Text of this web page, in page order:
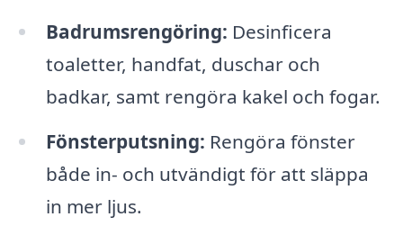
Badrumsrengöring: Desinficera
toaletter, handfat, duschar och
badkar, samt rengöra kakel och fogar.
Fönsterputsning: Rengöra fönster
både in- och utvändigt för att släppa
in mer ljus.